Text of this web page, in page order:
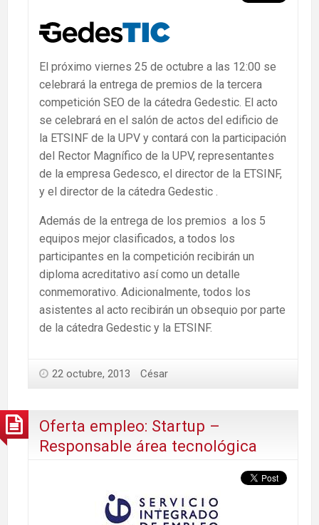
El próximo viernes 25 de octubre a las 12:00 se
celebrará la entrega de premios de la tercera
competición SEO de la cátedra Gedestic. El acto
se celebrará en el salón de actos del edificio de
la ETSINF de la UPV y contará con la participación
del Rector Magnífico de la UPV, representantes
de la empresa Gedesco, el director de la ETSINF,
y el director de la cátedra Gedestic .
Además de la entrega de los premios a los 5
equipos mejor clasificados, a todos los
participantes en la competición recibirán un
diploma acreditativo así como un detalle
conmemorativo. Adicionalmente, todos los
asistentes al acto recibirán un obsequio por parte
de la cátedra Gedestic y la ETSINF.
22 octubre, 2013 César
Oferta empleo: Startup –
Responsable área tecnológica